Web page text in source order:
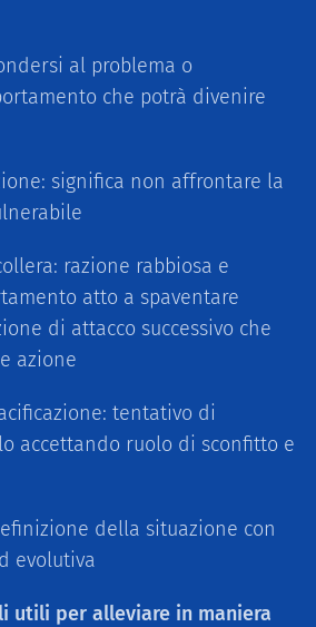
al problema o
che potrà divenire
significa non affrontare la
razione rabbiosa e
atto a spaventare
di attacco successivo che
azione
tentativo di
accettando ruolo di sconfitto e
della situazione con
evolutiva
utili per alleviare in maniera